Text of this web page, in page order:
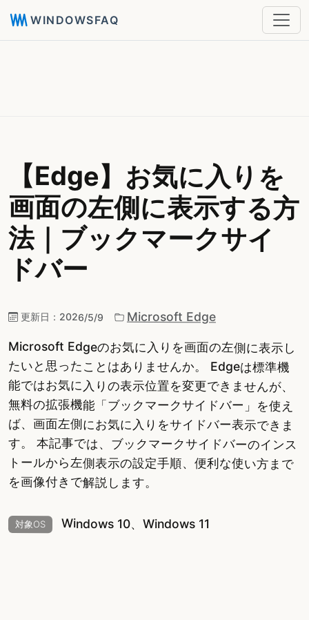
WINDOWSFAQ
【Edge】お気に入りを
画面の左側に表示する方
法｜ブックマークサイ
ドバー
更新日： 2026/5/9 Microsoft Edge
Microsoft Edgeのお気に入りを画面の左側に表示し
たいと思ったことはありませんか。 Edgeは標準機
能ではお気に入りの表示位置を変更できませんが、
無料の拡張機能「ブックマークサイドバー」を使え
ば、画面左側にお気に入りをサイドバー表示できま
す。 本記事では、ブックマークサイドバーのインス
トールから左側表示の設定手順、便利な使い方まで
を画像付きで解説します。
対象OS Windows 10、Windows 11